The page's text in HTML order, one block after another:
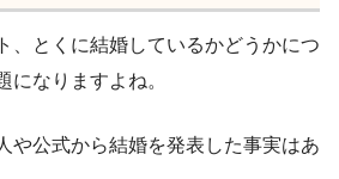
、とくに結婚しているかどうかにつ
になりますよね。
や公式から結婚を発表した事実はあ